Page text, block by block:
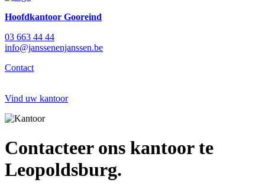
Hoofdkantoor Gooreind
03 663 44 44
info@janssenenjanssen.be
Contact
Vind uw kantoor
Contacteer ons kantoor te
Leopoldsburg.